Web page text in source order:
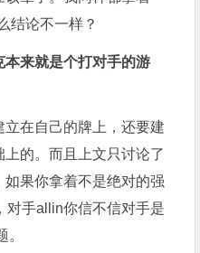
结论不一样？
本来就是个打对手的游
在自己的牌上，还要建
的。而且上文只讨论了
果你拿着不是绝对的强
对手allin你信不信对手是